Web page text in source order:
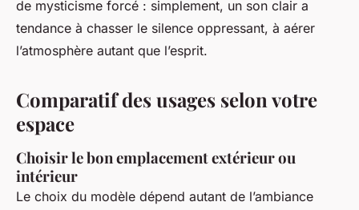
de mysticisme forcé : simplement, un son clair a
tendance à chasser le silence oppressant, à aérer
l’atmosphère autant que l’esprit.
Comparatif des usages selon votre
espace
Choisir le bon emplacement extérieur ou
intérieur
Le choix du modèle dépend autant de l’ambiance